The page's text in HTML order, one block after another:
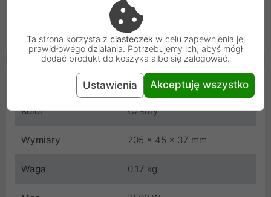
Cechy produktu
Kolor Czarny
Wymiary 205 x 45 x 37 mm
Waga 0.17 kg
Ta strona korzysta z ciasteczek w celu zapewnienia jej
prawidłowego działania. Potrzebujemy ich, abyś mógł
dodać produkt do koszyka albo się zalogować.
Ustawienia Akceptuję wszystko